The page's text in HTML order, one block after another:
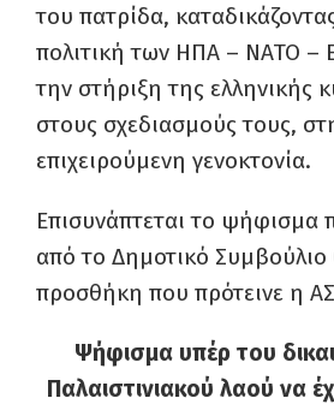
του πατρίδα,
πολιτική των ΗΠΑ – ΝΑΤΟ –
την στήριξη της ελληνικής
στους σχεδιασμούς τους,
επιχειρούμενη γενοκτονία.
Επισυνάπτεται το ψήφισμα
από το Δημοτικό Συμβούλιο
προσθήκη που πρότεινε η
Ψήφισμα υπέρ του
Παλαιστινιακού λαού να